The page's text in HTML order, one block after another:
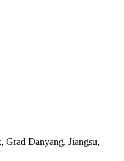
Grad Danyang, Jiangsu,